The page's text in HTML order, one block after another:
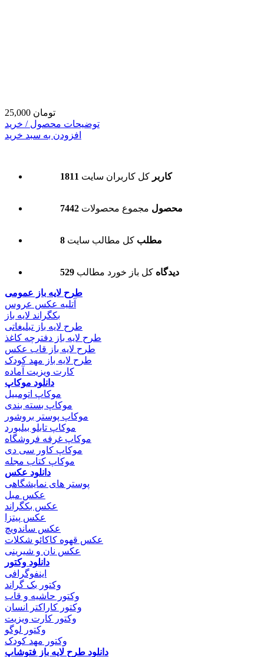
25,000 تومان
توضیحات محصول / خرید
افزودن به سبد خرید
1811 کاربر کل کاربران سایت
7442 محصول مجموع محصولات
8 مطلب کل مطالب سایت
529 دیدگاه کل باز خورد مطالب
طرح لایه باز عمومی
آتلیه عکس عروس
بکگراند لایه باز
طرح لایه باز تبلیغاتی
طرح لایه باز دفترچه کاغذ
طرح لایه باز قاب عکس
طرح لایه باز مهد کودک
کارت ویزیت آماده
دانلود موکاپ
موکاپ اتومبیل
موکاپ بسته بندی
موکاپ پوستر بروشور
موکاپ تابلو بیلبورد
موکاپ غرفه فروشگاه
موکاپ کاور سی دی
موکاپ کتاب مجله
دانلود عکس
پوستر های نمایشگاهی
عکس مبل
عکس بکگراند
عکس پیتزا
عکس ساندویچ
عکس قهوه کاکائو شکلات
عکس نان و شیرینی
دانلود وکتور
اینفوگرافی
وکتور بک گراند
وکتور حاشیه و قاب
وکتور کاراکتر انسان
وکتور کارت ویزیت
وکتور لوگو
وکتور مهد کودک
دانلود طرح لایه باز فتوشاپ